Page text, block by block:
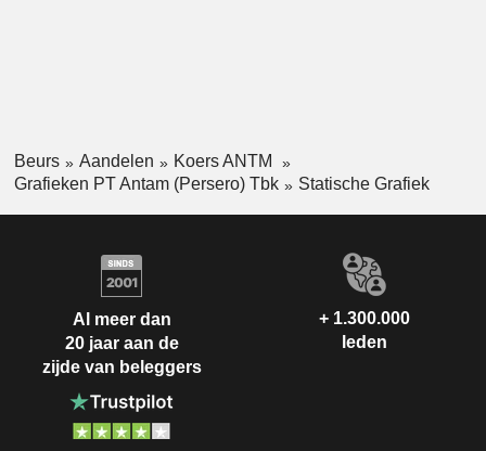
Beurs Aandelen
Koers ANTM
Grafieken PT Antam (Persero) Tbk
Statische Grafiek
Al meer dan
20 jaar aan de
zijde van beleggers
+ 1.300.000
leden